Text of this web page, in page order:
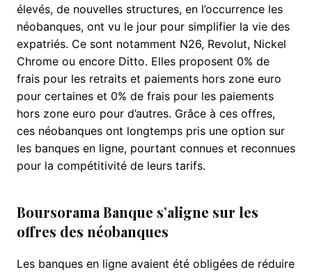
élevés, de nouvelles structures, en l’occurrence les
néobanques, ont vu le jour pour simplifier la vie des
expatriés. Ce sont notamment N26, Revolut, Nickel
Chrome ou encore Ditto. Elles proposent 0% de
frais pour les retraits et paiements hors zone euro
pour certaines et 0% de frais pour les paiements
hors zone euro pour d’autres. Grâce à ces offres,
ces néobanques ont longtemps pris une option sur
les banques en ligne, pourtant connues et reconnues
pour la compétitivité de leurs tarifs.
Boursorama Banque s’aligne sur les
offres des néobanques
Les banques en ligne avaient été obligées de réduire